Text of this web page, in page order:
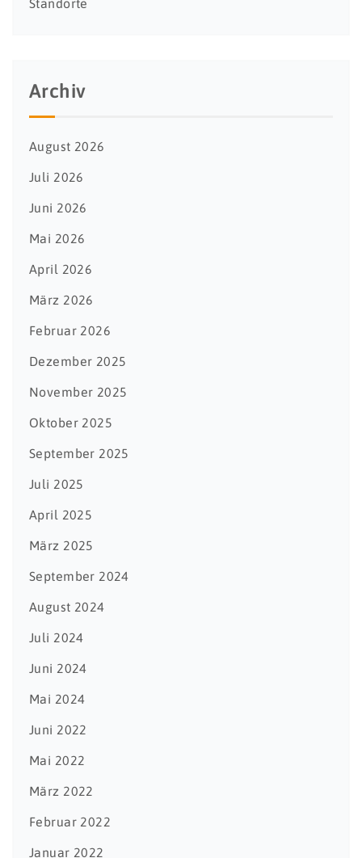
Standorte
Archiv
August 2026
Juli 2026
Juni 2026
Mai 2026
April 2026
März 2026
Februar 2026
Dezember 2025
November 2025
Oktober 2025
September 2025
Juli 2025
April 2025
März 2025
September 2024
August 2024
Juli 2024
Juni 2024
Mai 2024
Juni 2022
Mai 2022
März 2022
Februar 2022
Januar 2022